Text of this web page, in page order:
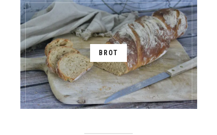
BROT